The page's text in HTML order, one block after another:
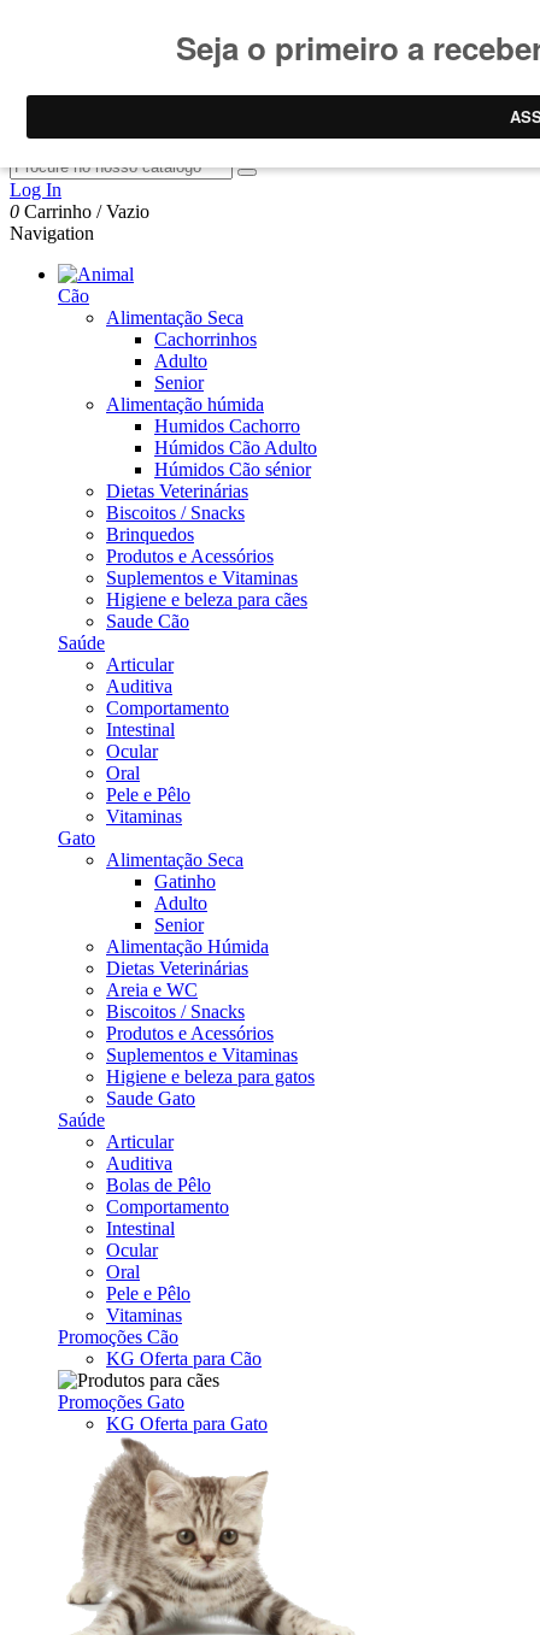
Consultecondições promoções
Promoções limitadas ao stock
Pesquisar
Log In
0 Carrinho /Vazio
Navigation
Cão
Alimentação Seca
Cachorrinhos
Adulto
Senior
Alimentação húmida
Humidos Cachorro
Húmidos Cão Adulto
Húmidos Cão sénior
Dietas Veterinárias
Biscoitos / Snacks
Brinquedos
Produtos e Acessórios
Suplementos e Vitaminas
Higiene e beleza para cães
Saude Cão
Saúde
Articular
Auditiva
Comportamento
Intestinal
Ocular
Oral
Pele e Pêlo
Vitaminas
Gato
Alimentação Seca
Gatinho
Adulto
Senior
Alimentação Húmida
Dietas Veterinárias
Areia e WC
Biscoitos / Snacks
Produtos e Acessórios
Suplementos e Vitaminas
Higiene e beleza para gatos
Saude Gato
Saúde
Articular
Auditiva
Bolas de Pêlo
Comportamento
Intestinal
Ocular
Oral
Pele e Pêlo
Vitaminas
Promoções Cão
KG Oferta para Cão
Promoções Gato
KG Oferta para Gato
Promoção Agosto